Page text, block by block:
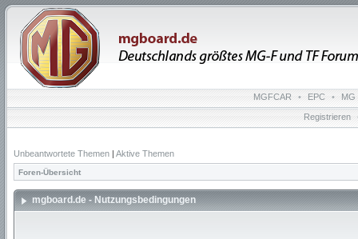
MGFCAR • EPC • MG
Registrieren
Unbeantwortete Themen | Aktive Themen
Foren-Übersicht
mgboard.de - Nutzungsbedingungen